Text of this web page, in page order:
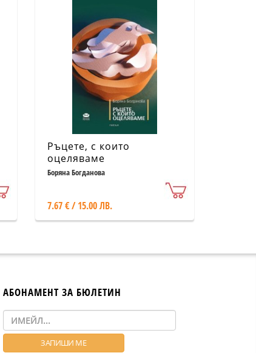
Ръцете, с които
оцеляваме
Боряна Богданова
7.67 € / 15.00 ЛВ.
АБОНАМЕНТ ЗА БЮЛЕТИН